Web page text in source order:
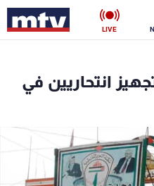
LIVE
انتحاريين في
ناس
فن